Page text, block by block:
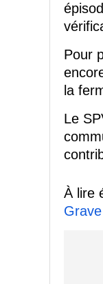
Pour
la
Le
À lire